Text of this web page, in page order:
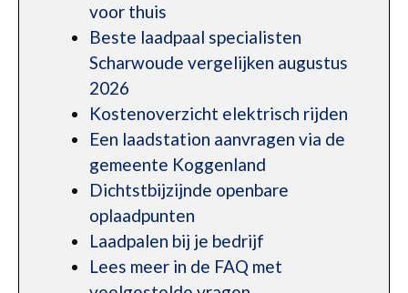
voor thuis
Beste laadpaal specialisten
Scharwoude vergelijken augustus
2026
Kostenoverzicht elektrisch rijden
Een laadstation aanvragen via de
gemeente Koggenland
Dichtstbijzijnde openbare
oplaadpunten
Laadpalen bij je bedrijf
Lees meer in de FAQ met